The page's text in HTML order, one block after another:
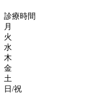
診療時間
月
火
水
木
金
土
日/祝